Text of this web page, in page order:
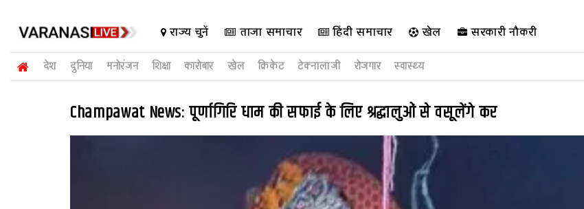
राज्य चुनें ताजा समाचार हिंदी समाचार खेल सरकारी नौकरी
देश दुनिया मनोरंजन शिक्षा कारोबार खेल क्रिकेट टेक्नॉलॉजी रोजगार स्वास्थ्य
Champawat News: पूर्णागिरि धाम की सफाई के लिए श्रद्धालुओं से वसूलेंगे कर